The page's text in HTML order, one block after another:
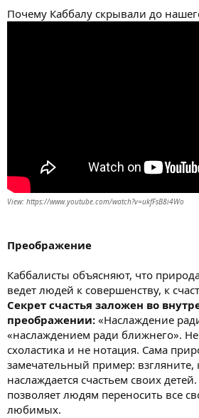
Почему Каббалу скрывали до
View: https://www.youtube.com/watch?v=ukfFsB8i4Wo
Преображение
Каббалисты объясняют, что
ведет людей к совершенству, к
Секрет счастья заложен во
преображении: «Наслаждение
«наслаждением ради ближнего». Не
схоластика и не нотация. Сама
замечательный пример: взгляните,
наслаждается счастьем своих
позволяет людям переносить все
любимых.